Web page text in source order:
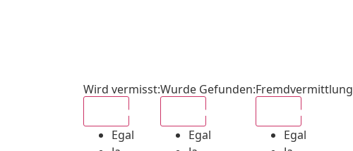
Wird vermisst:
Egal
Wurde Gefunden:
Egal
Fremdvermittlung
Egal